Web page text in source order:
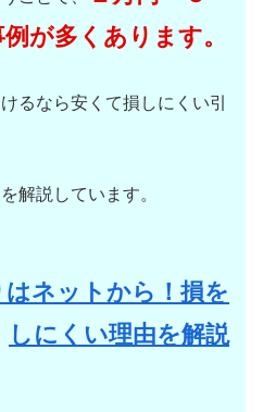
が多くあります。
るなら安くて損しにくい引
解説しています。
はネットから！損を
しにくい理由を解説